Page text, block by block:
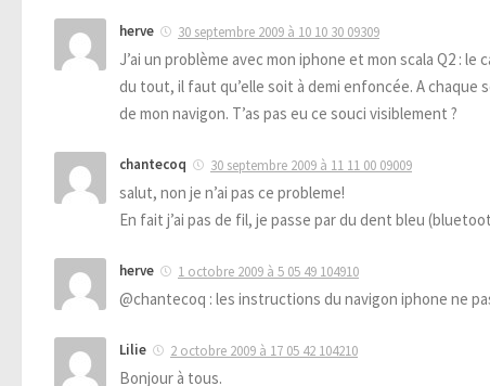
herve 30 septembre 2009 à 10 10 30 09309
J’ai un problème avec mon iphone et mon scala Q2 :
du tout, il faut qu’elle soit à demi enfoncée. A
de mon navigon. T’as pas eu ce souci visiblement ?
chantecoq 30 septembre 2009 à 11 11 00 09009
salut, non je n’ai pas ce probleme!
En fait j’ai pas de fil, je passe par du dent bleu
herve 1 octobre 2009 à 5 05 49 104910
@chantecoq : les instructions du navigon iphone ne
Lilie 2 octobre 2009 à 17 05 42 104210
Bonjour à tous.